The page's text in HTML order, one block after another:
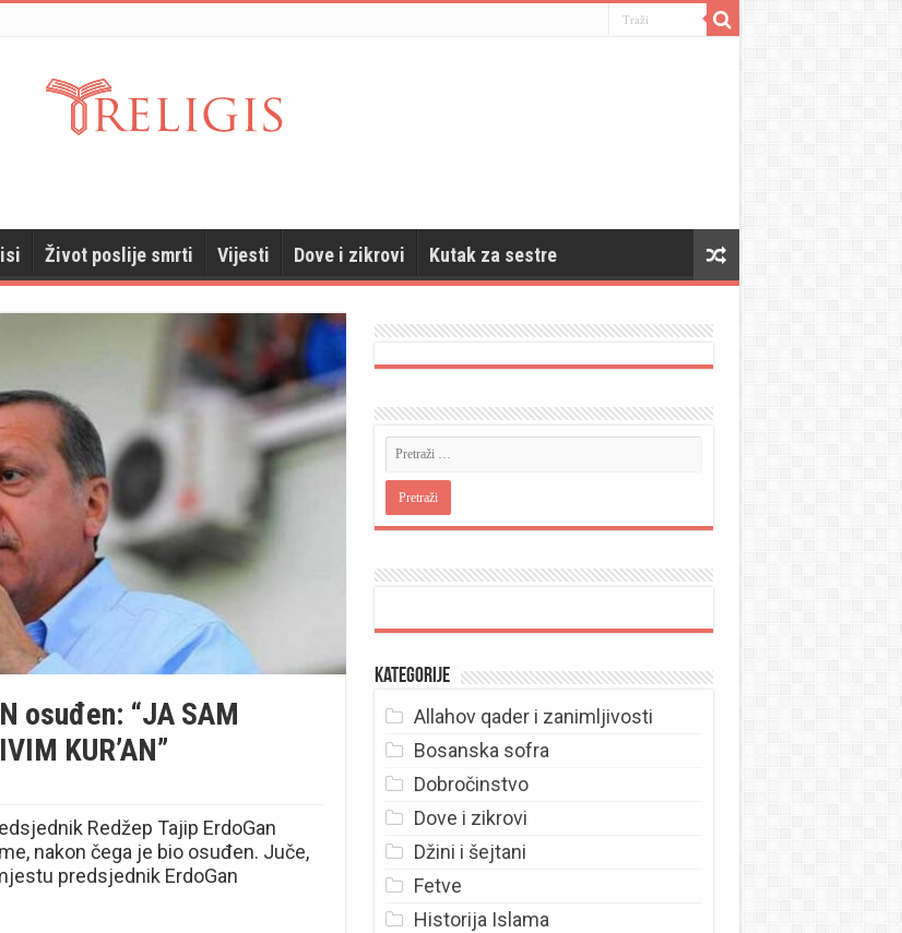
Život poslije smrti Vijesti Dove i zikrovi Kutak za sestre
osuđen: “JA SAM
KUR’AN”
Redžep Tajip ErdoGan
nakon čega je bio osuđen. Juče,
predsjednik ErdoGan
Kategorije
Allahov qader i zanimljivosti
Bosanska sofra
Dobročinstvo
Dove i zikrovi
Džini i šejtani
Fetve
Historija Islama